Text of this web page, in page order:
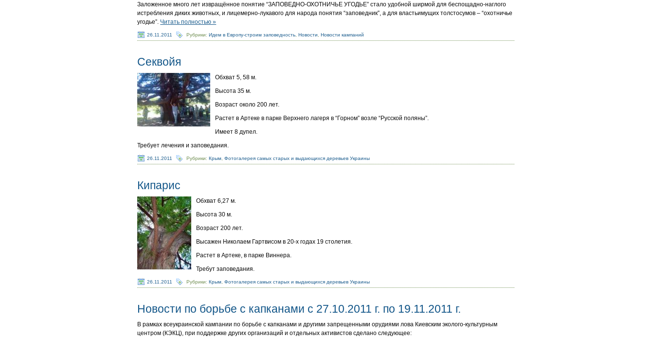
Заложенное много лет извращённое понятие “ЗАПОВЕДНО-ОХОТНИЧЬЕ УГОДЬЕ” стало удобной ширмой для беспощадно-наглого
истребления диких животных, и лицемерно-лукавого для народа понятия “заповедник”, а для властьимущих толстосумов – “охотничье
угодье”. Читать полностью »
26.11.2011 Рубрики:Идем в Европу-строим заповедность ,Новости ,Новости кампаний
Секвойя
Обхват 5, 58 м.
Высота 35 м.
Возраст около 200 лет.
Растет в Артеке в парке Верхнего лагеря в “Горном” возле “Русской поляны”.
Имеет 8 дупел.
Требует лечения и заповедания.
26.11.2011 Рубрики:Крым ,Фотогалерея самых старых и выдающихся деревьев Украины
Кипарис
Обхват 6,27 м.
Высота 30 м.
Возраст 200 лет.
Высажен Николаем Гартвисом в 20-х годах 19 столетия.
Растет в Артеке, в парке Виннера.
Требут заповедания.
26.11.2011 Рубрики:Крым ,Фотогалерея самых старых и выдающихся деревьев Украины
Новости по борьбе с капканами с 27.10.2011 г. по 19.11.2011 г.
В рамках всеукраинской кампании по борьбе с капканами и другими запрещенными орудиями лова Киевским эколого-культурным
центром (КЭКЦ), при поддержке других организаций и отдельных активистов сделано следующее: